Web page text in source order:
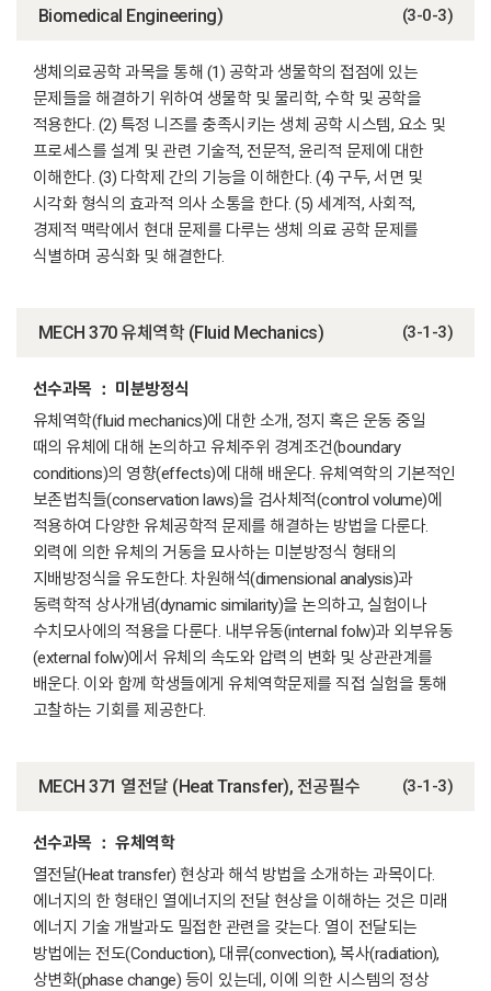
Biomedical Engineering)
(3-0-3)
생체의료공학 과목을 통해 (1) 공학과 생물학의 접점에 있는
문제들을 해결하기 위하여 생물학 및 물리학, 수학 및 공학을
적용한다. (2) 특정 니즈를 충족시키는 생체 공학 시스템, 요소 및
프로세스를 설계 및 관련 기술적, 전문적, 윤리적 문제에 대한
이해한다. (3) 다학제 간의 기능을 이해한다. (4) 구두, 서면 및
시각화 형식의 효과적 의사 소통을 한다. (5) 세계적, 사회적,
경제적 맥락에서 현대 문제를 다루는 생체 의료 공학 문제를
식별하며 공식화 및 해결한다.
MECH 370 유체역학 (Fluid Mechanics) (3-1-3)
선수과목 ： 미분방정식
유체역학(fluid mechanics)에 대한 소개, 정지 혹은 운동 중일
때의 유체에 대해 논의하고 유체주위 경계조건(boundary
conditions)의 영향(effects)에 대해 배운다. 유체역학의 기본적인
보존법칙들(conservation laws)을 검사체적(control volume)에
적용하여 다양한 유체공학적 문제를 해결하는 방법을 다룬다.
외력에 의한 유체의 거동을 묘사하는 미분방정식 형태의
지배방정식을 유도한다. 차원해석(dimensional analysis)과
동력학적 상사개념(dynamic similarity)을 논의하고, 실험이나
수치모사에의 적용을 다룬다. 내부유동(internal folw)과 외부유동
(external folw)에서 유체의 속도와 압력의 변화 및 상관관계를
배운다. 이와 함께 학생들에게 유체역학문제를 직접 실험을 통해
고찰하는 기회를 제공한다.
MECH 371 열전달 (Heat Transfer), 전공필수 (3-1-3)
선수과목 ： 유체역학
열전달(Heat transfer) 현상과 해석 방법을 소개하는 과목이다.
에너지의 한 형태인 열에너지의 전달 현상을 이해하는 것은 미래
에너지 기술 개발과도 밀접한 관련을 갖는다. 열이 전달되는
방법에는 전도(Conduction), 대류(convection), 복사(radiation),
상변화(phase change) 등이 있는데, 이에 의한 시스템의 정상